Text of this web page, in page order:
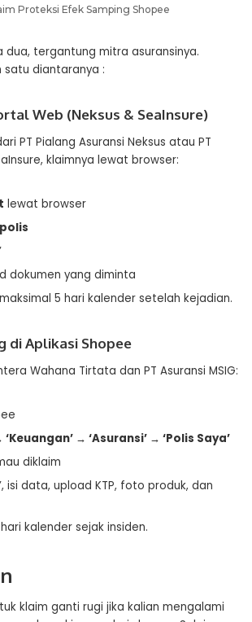
Proteksi Efek Samping Shopee
dua, tergantung mitra asuransinya.
satu diantaranya :
Web (Neksus & SeaInsure)
PT Pialang Asuransi Neksus atau PT
klaimnya lewat browser:
lewat browser
’
dokumen yang diminta
5 hari kalender setelah kejadian.
di Aplikasi Shopee
Wahana Tirtata dan PT Asuransi MSIG:
‘Keuangan’ → ‘Asuransi’ → ‘Polis Saya’
diklaim
’, isi data, upload KTP, foto produk, dan
kalender sejak insiden.
klaim ganti rugi jika kalian mengalami